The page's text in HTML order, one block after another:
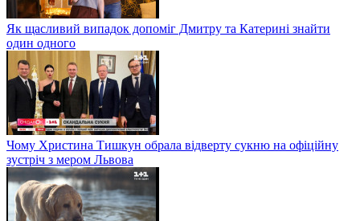
Як щасливий випадок допоміг Дмитру та Катерині знайти
один одного
Чому Христина Тишкун обрала відверту сукню на офіційну
зустріч з мером Львова